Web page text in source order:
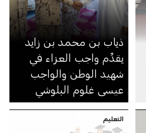
ذياب بن محمد بن زايد
يقدِّم واجب العزاء في
شهيد الوطن والواجب
عيسى غلوم البلوشي
التعليم